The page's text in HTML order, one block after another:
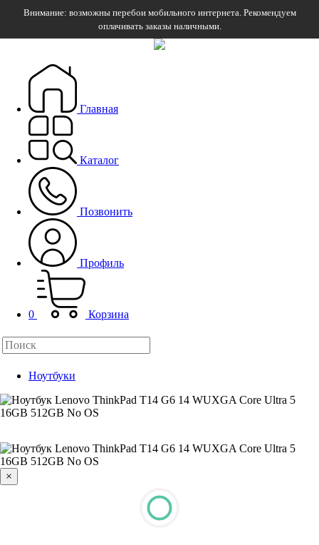
Внимание: возможны перебои мобильного интернета. Рекомендуем
оплачивать заказы наличными.
Главная
Каталог
Позвонить
Профиль
0 Корзина
Ноутбуки
×